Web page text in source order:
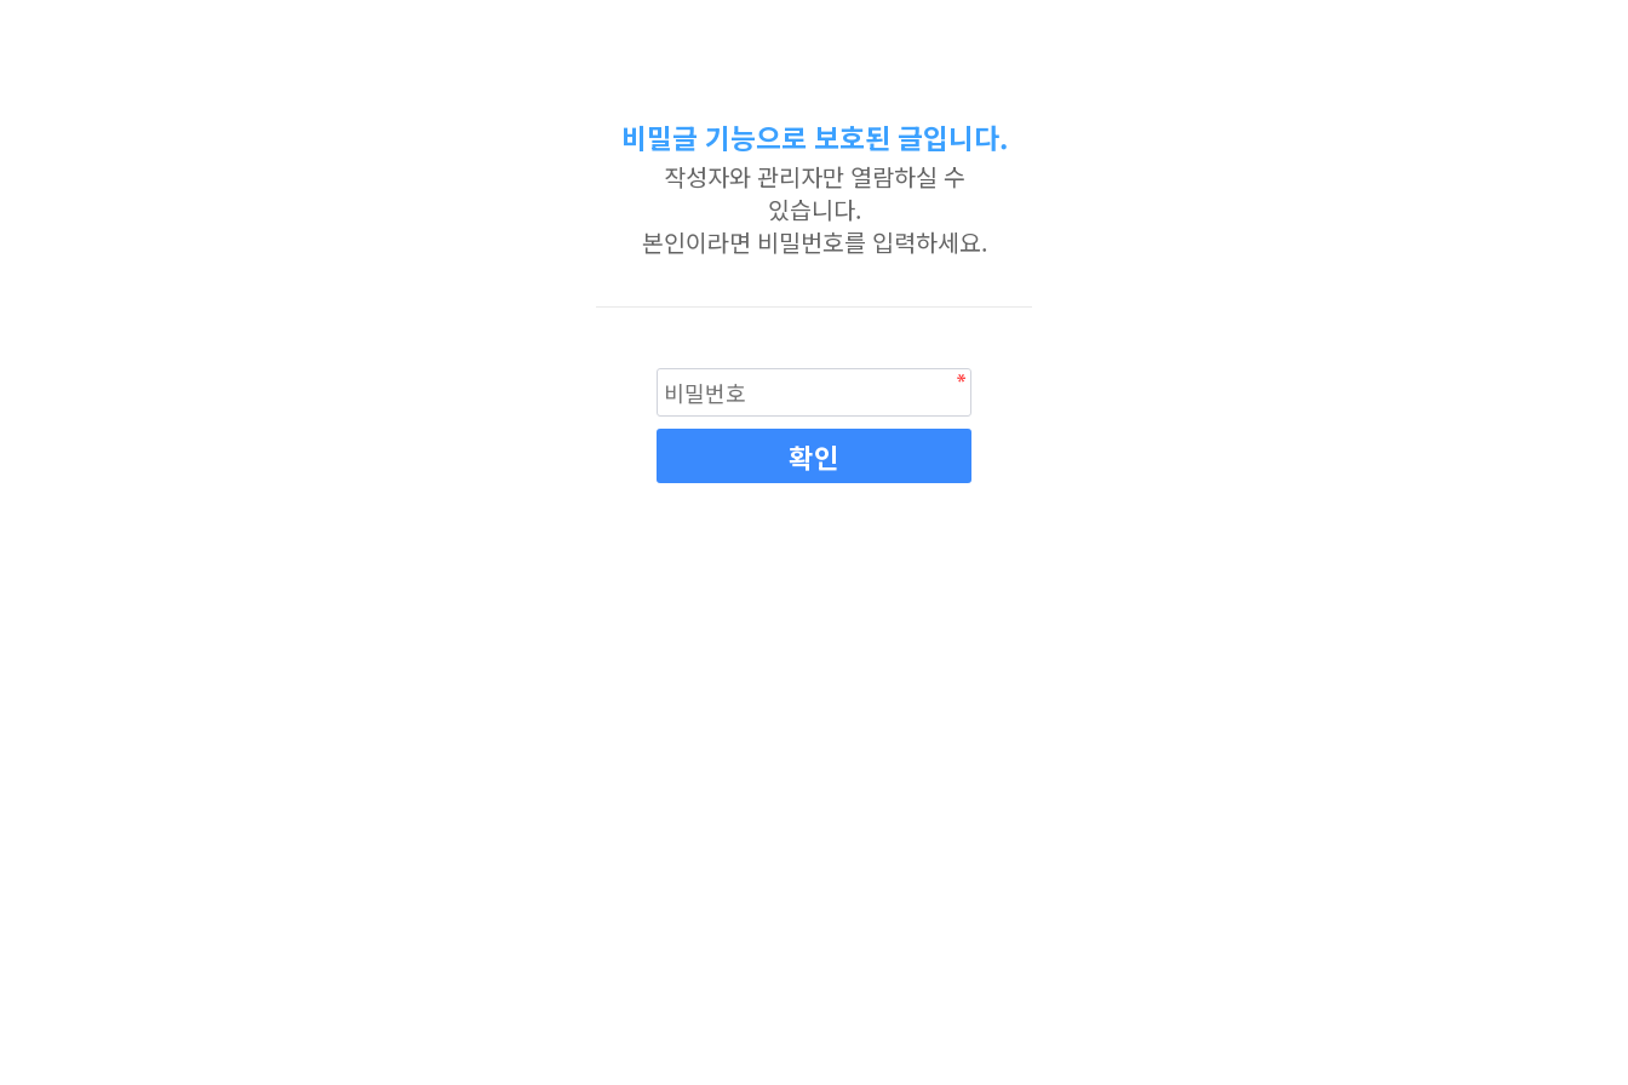
비밀글 기능으로 보호된 글입니다.
작성자와 관리자만 열람하실 수
있습니다.
본인이라면 비밀번호를 입력하세요.